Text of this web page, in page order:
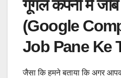
गूगल कंपनी में
(Google
Job Pane Ke
जैसा कि हमने बताया कि अगर